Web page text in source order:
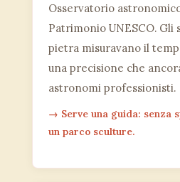
Osservatorio
Patrimonio UNESCO.
pietra misuravano il
una precisione che
astronomi professionisti.
→ Serve una guida: senza
un parco sculture.